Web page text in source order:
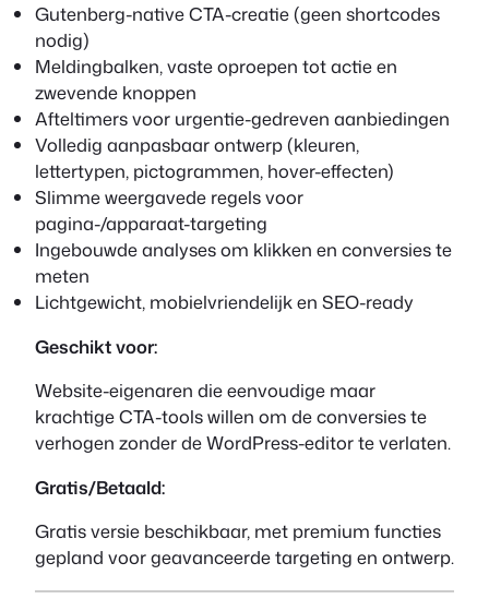
Gutenberg-native CTA-creatie (geen shortcodes
nodig)
Meldingbalken, vaste oproepen tot actie en
zwevende knoppen
Afteltimers voor urgentie-gedreven aanbiedingen
Volledig aanpasbaar ontwerp (kleuren,
lettertypen, pictogrammen, hover-effecten)
Slimme weergavede regels voor
pagina-/apparaat-targeting
Ingebouwde analyses om klikken en conversies te
meten
Lichtgewicht, mobielvriendelijk en SEO-ready
Geschikt voor:
Website-eigenaren die eenvoudige maar
krachtige CTA-tools willen om de conversies te
verhogen zonder de WordPress-editor te verlaten.
Gratis/Betaald:
Gratis versie beschikbaar, met premium functies
gepland voor geavanceerde targeting en ontwerp.